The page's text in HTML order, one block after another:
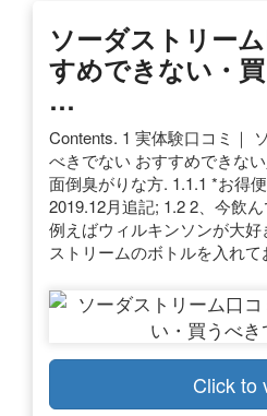
ソーダストリー
すめできない・
…
Contents. 1 実体験口コミ｜
べきでない おすすめできな
面倒臭がりな方. 1.1.1 *お得
2019.12月追記; 1.2 2、今飲ん
例えばウィルキンソンが大
ストリームのボトルを入れ
Click to